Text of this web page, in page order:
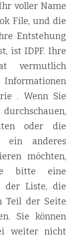
voller Name
File, und die
Entstehung
ist IDPF. Ihre
vermutlich
. Wenn Sie
oder die
ein anderes
möchten,
bitte eine
der Liste, die
Teil der Seite
Sie können
weiter nicht